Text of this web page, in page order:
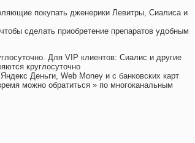
покупать дженерики Левитры, Сиалиса и
сделать приобретение препаратов удобным
Для VIP клиентов: Сиалис и другие
круглосуточно
Деньги, Web Money и с банковских карт
можно обратиться » по многоканальным